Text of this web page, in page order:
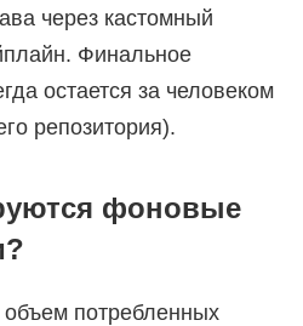
через кастомный
Финальное
остается за человеком
репозитория).
фоновые
потребленных